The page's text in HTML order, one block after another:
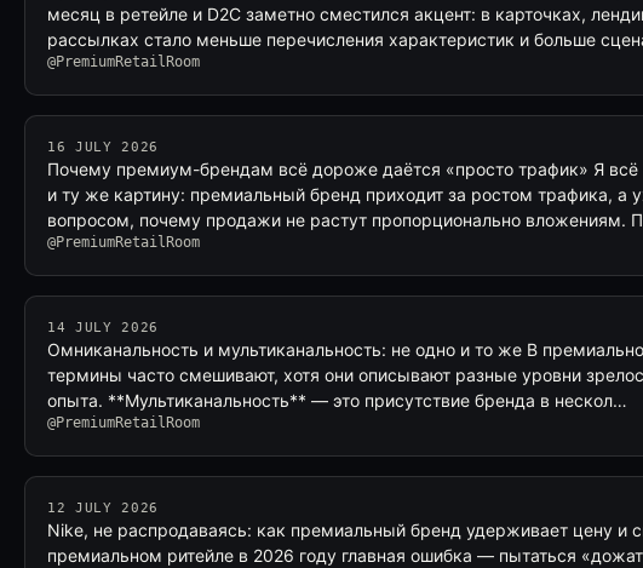
месяц в ретейле и D2C заметно сместился акцент: в карточках,
рассылках стало меньше перечисления характеристик и больше
@PremiumRetailRoom
16 JULY 2026
Почему премиум-брендам всё дороже даётся «просто трафик» Я
и ту же картину: премиальный бренд приходит за ростом трафика, а
вопросом, почему продажи не растут пропорционально вложениям.
@PremiumRetailRoom
14 JULY 2026
Омниканальность и мультиканальность: не одно и то же В
термины часто смешивают, хотя они описывают разные уровни
опыта. **Мультиканальность** — это присутствие бренда в нескол…
@PremiumRetailRoom
12 JULY 2026
Nike, не распродаваясь: как премиальный бренд удерживает цену и
премиальном ритейле в 2026 году главная ошибка — пытаться